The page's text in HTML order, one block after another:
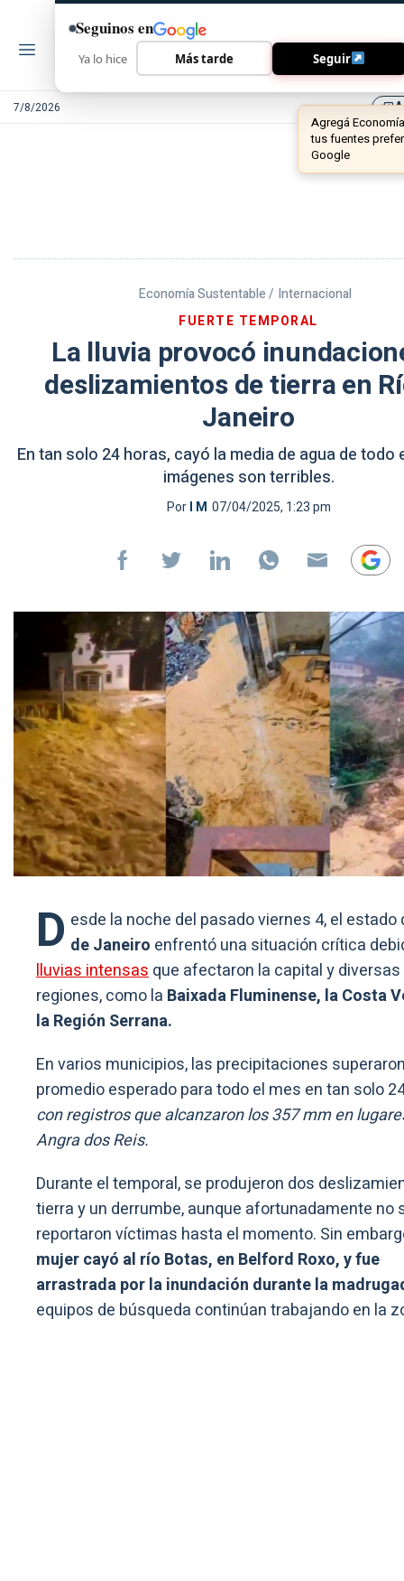
7/8/2026 library_add
Economía Sustentable / Internacional
FUERTE TEMPORAL
La lluvia provocó
deslizamientos de tierra en
Janeiro
En tan solo 24 horas, cayó la media de agua de todo
imágenes son terribles.
PorI M 07/04/2025, 1:23 pm
D esde la noche del pasado viernes 4, el
de Janeiro enfrentó una situación crítica
lluvias intensasque afectaron la capital y diversas
regiones, como la Baixada Fluminense, la Costa
la Región Serrana.
En varios municipios, las precipitaciones
promedio esperado para todo el mes en tan solo
con registros que alcanzaron los 357 mm en
Angra dos Reis.
Durante el temporal, se produjeron dos
tierra y un derrumbe, aunque afortunadamente no
reportaron víctimas hasta el momento. Sin
mujer cayó al río Botas, en Belford Roxo, y fue
arrastrada por la inundación durante la
equipos de búsqueda continúan trabajando en la
Seguinos en
Ya lo hice Más tarde Seguir